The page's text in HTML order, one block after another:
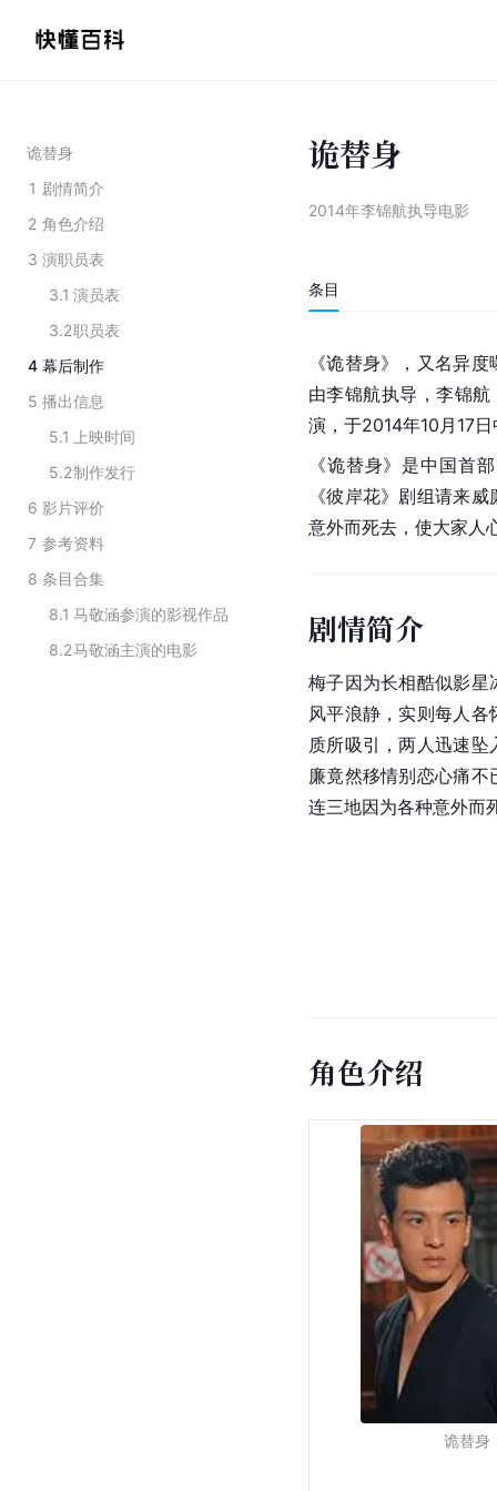
诡替身
1 剧情简介
2 角色介绍
3 演职员表
3.1 演员表
3.2职员表
4 幕后制作
5 播出信息
5.1
上映时间
5.2制作发行
6 影片评价
7 参考资料
8 条目合集
8.1 马敬涵参演的影视作品
8.2马敬涵主演的电影
诡替身
2014年李锦航执导电影
条目
《诡替身》，又名异
由李锦航执导，李锦
演，于2014年10月17
《诡替身》是中国首
《彼岸花》剧组请来威
意外而死去，使大家人
剧情简介
梅子因为长相酷似影星
风平浪静，实则每人各
质所吸引，两人迅速
廉竟然移情别恋心痛
连三地因为各种意外而
角色介绍
诡替身